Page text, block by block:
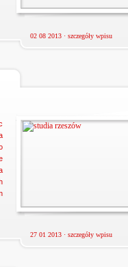
02 08 2013 · szczegóły wpisu
27 01 2013 · szczegóły wpisu